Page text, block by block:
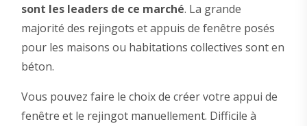
sont les leaders de ce marché. La grande
majorité des rejingots et appuis de fenêtre posés
pour les maisons ou habitations collectives sont en
béton.
Vous pouvez faire le choix de créer votre appui de
fenêtre et le rejingot manuellement. Difficile à